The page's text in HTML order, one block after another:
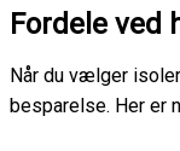
Fordele ved
Når du vælger
besparelse. Her er